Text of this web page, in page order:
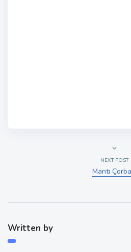
NEXT POST
Mantı
Written by